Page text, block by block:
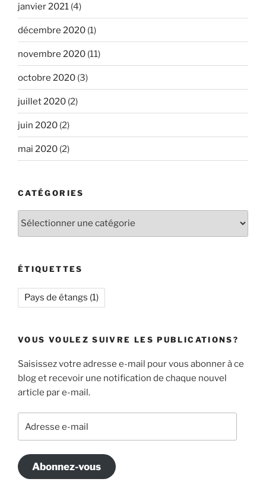
janvier 2021 (4)
décembre 2020 (1)
novembre 2020 (11)
octobre 2020 (3)
juillet 2020 (2)
juin 2020 (2)
mai 2020 (2)
CATÉGORIES
Catégories
ÉTIQUETTES
Pays de étangs (1)
VOUS VOULEZ SUIVRE LES PUBLICATIONS?
Saisissez votre adresse e-mail pour vous abonner à ce
blog et recevoir une notification de chaque nouvel
article par e-mail.
e-
Abonnez-vous